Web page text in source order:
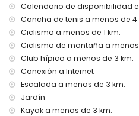
kilómetros de la villa)
aeropuerto más cercano:
menos de 100 kilómetros de
segundo aeropuerto más
(a menos de 100 kilómetros
no se permiten mascotas
Instalaciones y servicios
de la villa
Calendario de disponibilidad
Cancha de tenis a menos de 4
Ciclismo a menos de 1 km.
Ciclismo de montaña a menos
Club hípico a menos de 3 km.
Conexión a Internet
Escalada a menos de 3 km.
Jardín
Kayak a menos de 3 km.